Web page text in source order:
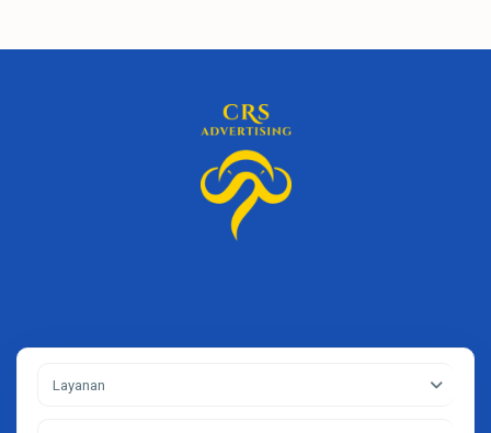
Layanan